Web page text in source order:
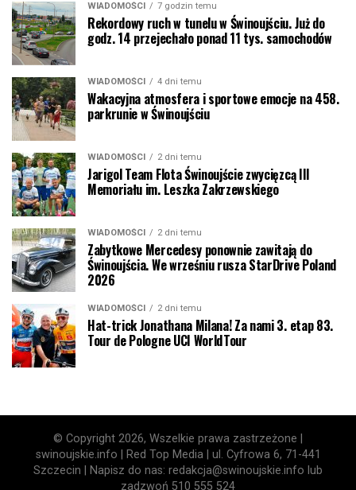
WIADOMOŚCI 7 godzin temu
Rekordowy ruch w tunelu w Świnoujściu. Już do
godz. 14 przejechało ponad 11 tys. samochodów
WIADOMOŚCI 4 dni temu
Wakacyjna atmosfera i sportowe emocje na 458.
parkrunie w Świnoujściu
WIADOMOŚCI 2 dni temu
Jarigol Team Flota Świnoujście zwycięzcą III
Memoriału im. Leszka Zakrzewskiego
WIADOMOŚCI 2 dni temu
Zabytkowe Mercedesy ponownie zawitają do
Świnoujścia. We wrześniu rusza StarDrive Poland
2026
WIADOMOŚCI 2 dni temu
Hat-trick Jonathana Milana! Za nami 3. etap 83.
Tour de Pologne UCI WorldTour
© Copyright 2026, Wszelkie prawa zastrzeżone |
swinoujskie.info | Red Top Media | ul. Cyfrowa 6, 71-441
Szczecin | Napisz do nas: redakcja@swinoujskie.info lub
zadzwoń 510 555 524